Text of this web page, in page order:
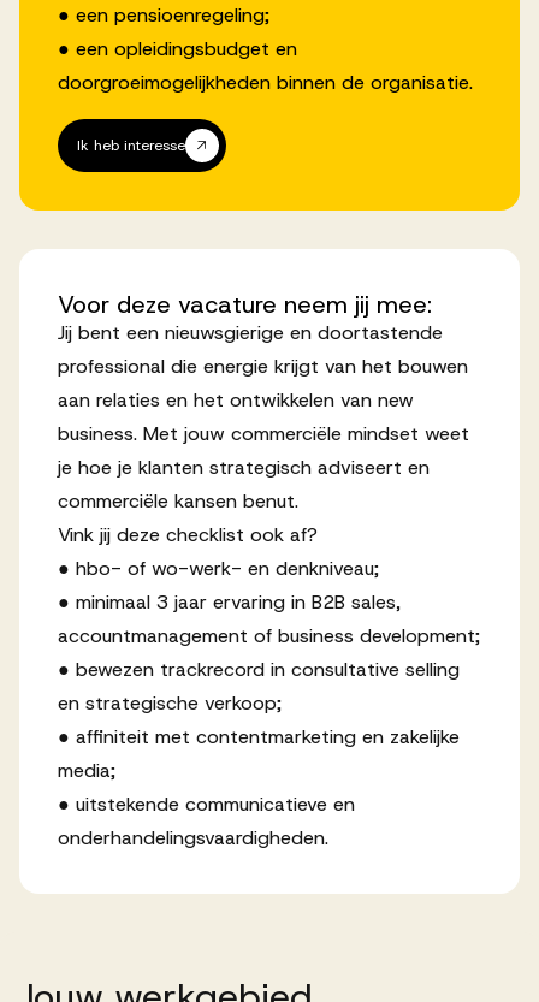
● een pensioenregeling;
● een opleidingsbudget en
doorgroeimogelijkheden binnen de organisatie.
Ik heb interesse
Voor deze vacature neem jij mee:
Jij bent een nieuwsgierige en doortastende
professional die energie krijgt van het bouwen
aan relaties en het ontwikkelen van new
business. Met jouw commerciële mindset weet
je hoe je klanten strategisch adviseert en
commerciële kansen benut.
Vink jij deze checklist ook af?
● hbo- of wo-werk- en denkniveau;
● minimaal 3 jaar ervaring in B2B sales,
accountmanagement of business development;
● bewezen trackrecord in consultative selling
en strategische verkoop;
● affiniteit met contentmarketing en zakelijke
media;
● uitstekende communicatieve en
onderhandelingsvaardigheden.